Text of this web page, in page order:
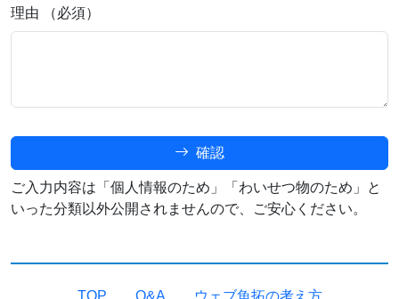
理由 （必須）
確認
ご入力内容は「個人情報のため」「わいせつ物のため」と
いった分類以外公開されませんので、ご安心ください。